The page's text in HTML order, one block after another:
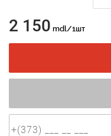
2 150 mdl/1шт